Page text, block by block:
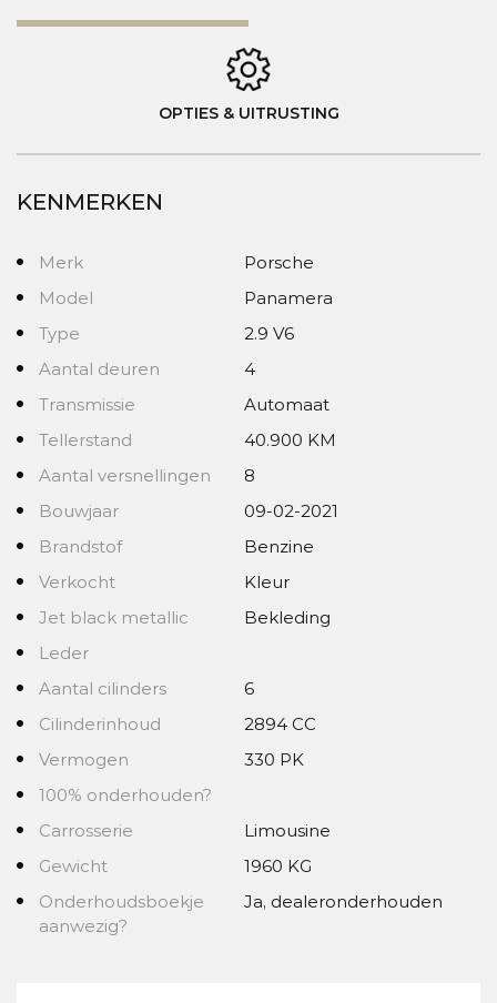
OPTIES & UITRUSTING
KENMERKEN
Merk
Porsche
Model
Panamera
Type
2.9 V6
Aantal deuren
4
Transmissie
Automaat
Tellerstand
40.900 KM
Aantal versnellingen
8
Bouwjaar
09-02-2021
Brandstof
Benzine
Verkocht
Kleur
Jet black metallic
Bekleding
Leder
Aantal cilinders
6
Cilinderinhoud
2894 CC
Vermogen
330 PK
100% onderhouden?
Carrosserie
Limousine
Gewicht
1960 KG
Onderhoudsboekje
aanwezig?
Ja, dealeronderhouden